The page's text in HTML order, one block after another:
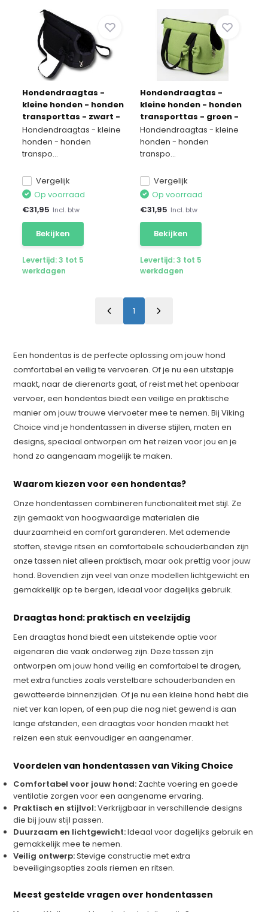
Hondendraagtas -
kleine honden - honden
transporttas - zwart -
36x19x23 cm - stijlvol -
schoudertas
Hondendraagtas - kleine
honden - honden
transpo...
Vergelijk
Op voorraad
€31,95 Incl. btw
Bekijken
Levertijd: 3 tot 5
werkdagen
Hondendraagtas -
kleine honden - honden
transporttas - groen -
36x19x23 cm - stijlvol -
schoudertas
Hondendraagtas - kleine
honden - honden
transpo...
Vergelijk
Op voorraad
€31,95 Incl. btw
Bekijken
Levertijd: 3 tot 5
werkdagen
1
Een hondentas is de perfecte oplossing om jouw hond
comfortabel en veilig te vervoeren. Of je nu een uitstapje
maakt, naar de dierenarts gaat, of reist met het openbaar
vervoer, een hondentas biedt een veilige en praktische
manier om jouw trouwe viervoeter mee te nemen. Bij Viking
Choice vind je hondentassen in diverse stijlen, maten en
designs, speciaal ontworpen om het reizen voor jou en je
hond zo aangenaam mogelijk te maken.
Waarom kiezen voor een hondentas?
Onze hondentassen combineren functionaliteit met stijl. Ze
zijn gemaakt van hoogwaardige materialen die
duurzaamheid en comfort garanderen. Met ademende
stoffen, stevige ritsen en comfortabele schouderbanden zijn
onze tassen niet alleen praktisch, maar ook prettig voor jouw
hond. Bovendien zijn veel van onze modellen lichtgewicht en
gemakkelijk op te bergen, ideaal voor dagelijks gebruik.
Draagtas hond: praktisch en veelzijdig
Een draagtas hond biedt een uitstekende optie voor
eigenaren die vaak onderweg zijn. Deze tassen zijn
ontworpen om jouw hond veilig en comfortabel te dragen,
met extra functies zoals verstelbare schouderbanden en
gewatteerde binnenzijden. Of je nu een kleine hond hebt die
niet ver kan lopen, of een pup die nog niet gewend is aan
lange afstanden, een draagtas voor honden maakt het
reizen een stuk eenvoudiger en aangenamer.
Voordelen van hondentassen van Viking Choice
Comfortabel voor jouw hond: Zachte voering en goede
ventilatie zorgen voor een aangename ervaring.
Praktisch en stijlvol:Verkrijgbaar in verschillende designs
die bij jouw stijl passen.
Duurzaam en lichtgewicht:Ideaal voor dagelijks gebruik en
gemakkelijk mee te nemen.
Veilig ontwerp:Stevige constructie met extra
beveiligingsopties zoals riemen en ritsen.
Meest gestelde vragen over hondentassen